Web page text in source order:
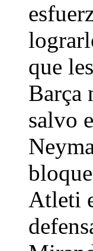
que
Barça
salvo
Atleti